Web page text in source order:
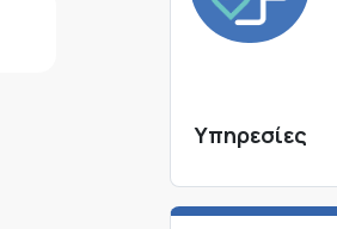
Υπηρεσίες